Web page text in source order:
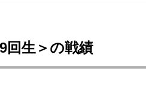
回生＞の戦績